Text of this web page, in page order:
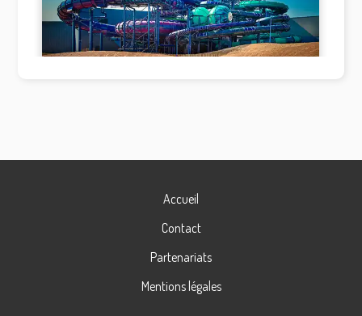
Accueil
Contact
Partenariats
Mentions légales